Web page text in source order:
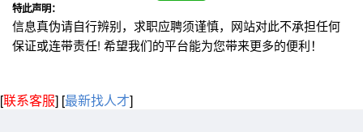
特此声明：
信息真伪请自行辨别，求职应聘须谨慎，网站对此不承担任何
保证或连带责任! 希望我们的平台能为您带来更多的便利！
[联系客服] [最新找人才]